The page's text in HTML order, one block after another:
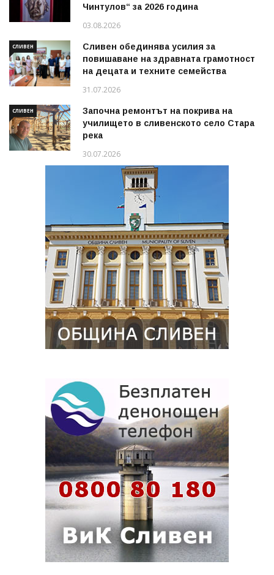
Чинтулов“ за 2026 година
03.08.2026
СЛИВЕН
Сливен обединява усилия за
повишаване на здравната грамотност
на децата и техните семейства
31.07.2026
СЛИВЕН
Започна ремонтът на покрива на
училището в сливенското село Стара
река
30.07.2026